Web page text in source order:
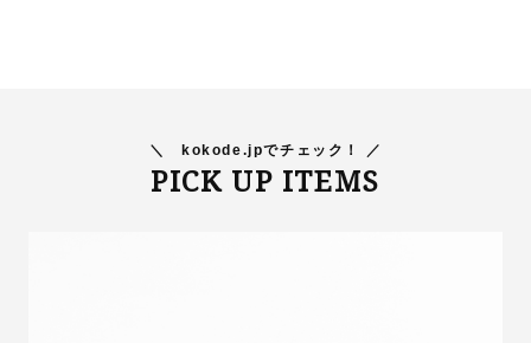
＼ kokode.jpでチェック！ ／
PICK UP ITEMS